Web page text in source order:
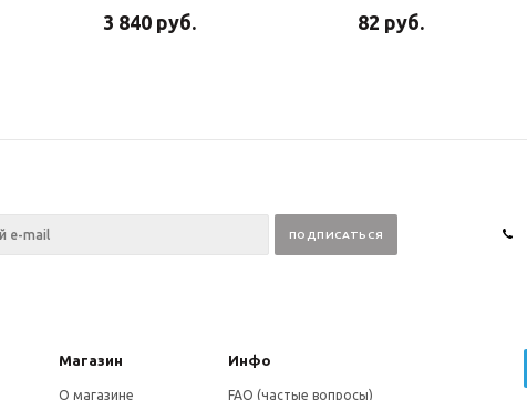
3 840 руб. 82 руб.
Магазин Инфо
О магазине FAQ (частые вопросы)